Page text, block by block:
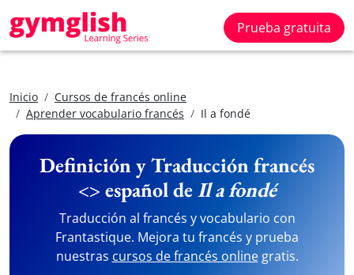
Prueba gratuita
Inicio
Cursos de francés online
Aprender vocabulario francés
Il a fondé
Definición y Traducción francés
<> español deIl a fondé
Traducción al francés y vocabulario con
Frantastique. Mejora tu francés y prueba
nuestras cursos de francés onlinegratis.